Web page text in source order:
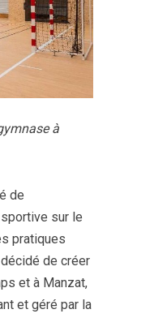
à
de
sur le
pratiques
de créer
et à Manzat,
et géré par la